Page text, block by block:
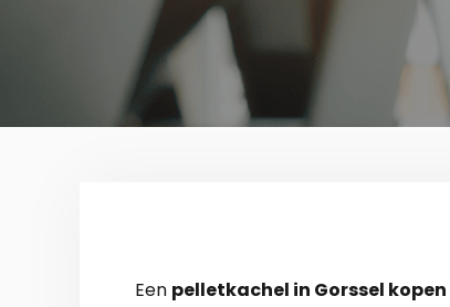
Een pelletkachel in Gorssel kopen